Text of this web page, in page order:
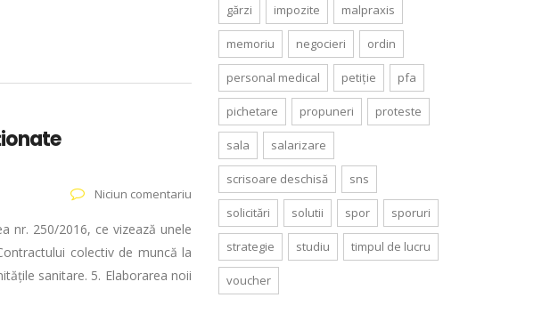
Niciun comentariu
nr. 250/2016, ce vizează unele
colectiv de muncă la
sanitare. 5. Elaborarea noii
gărzi impozite malpraxis
memoriu negocieri ordin
personal medical petiție pfa
pichetare propuneri proteste
sala salarizare
scrisoare deschisă sns
solicitări solutii spor sporuri
strategie studiu timpul de lucru
voucher